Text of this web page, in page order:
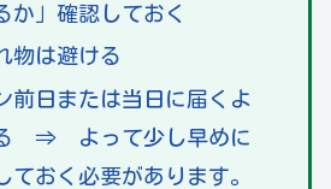
か」確認しておく
物は避ける
前日または当日に届くよ
⇒ よって少し早めに
ておく必要があります。